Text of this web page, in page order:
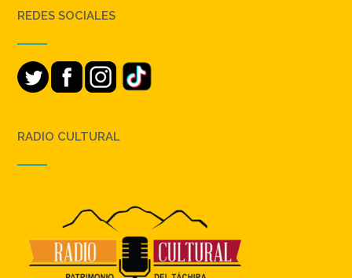
REDES SOCIALES
RADIO CULTURAL